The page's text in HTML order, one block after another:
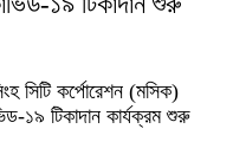
সিটি কর্পোরেশন (মসিক)
১৯ টিকাদান কার্যক্রম শুরু